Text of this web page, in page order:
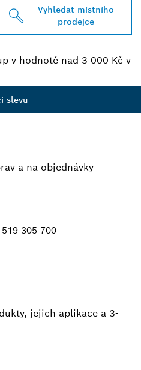
Vyhledat místního
prodejce
v hodnotě nad 3 000 Kč v
slevu
a na objednávky
305 700
jejich aplikace a 3-